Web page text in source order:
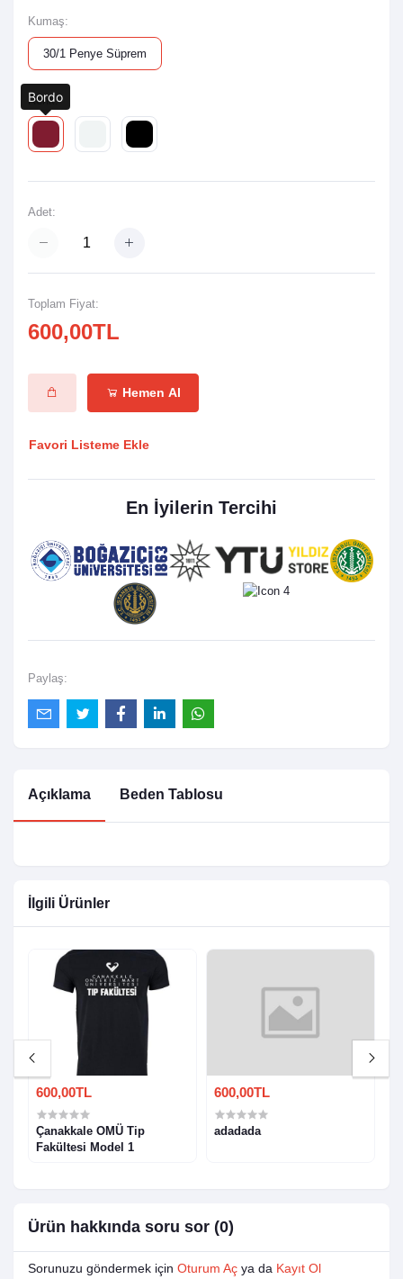
Kumaş:
30/1 Penye Süprem
Renk:
Adet:
Toplam Fiyat:
600,00TL
Hemen Al
Favori Listeme Ekle
En İyilerin Tercihi
Paylaş:
Açıklama Beden Tablosu
İlgili Ürünler
600,00TL
Çanakkale OMÜ Tip
Fakültesi Model 1
600,00TL
adadada
Ürün hakkında soru sor (0)
Sorunuzu göndermek için Oturum Aç ya da Kayıt Ol
Bordo